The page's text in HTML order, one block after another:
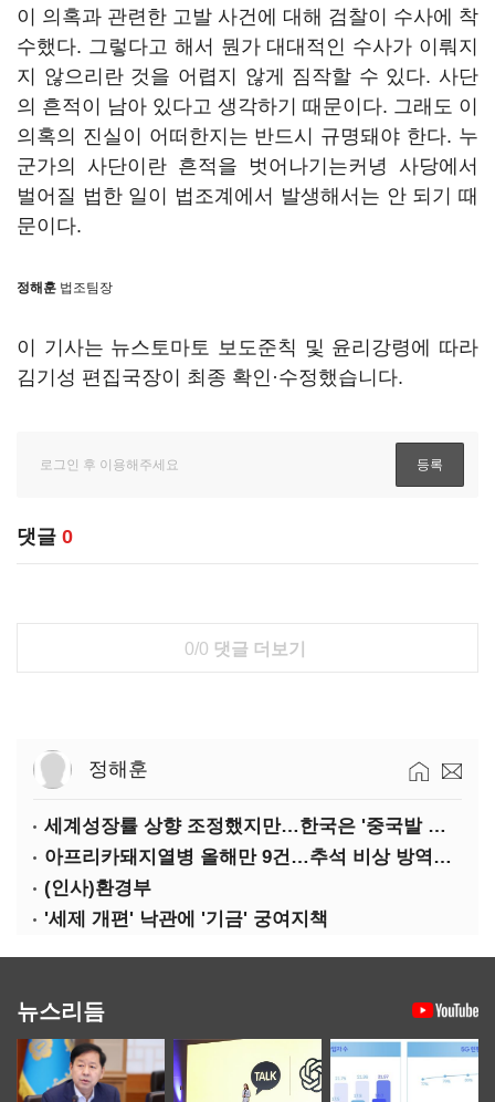
이 의혹과 관련한 고발 사건에 대해 검찰이 수사에 착
수했다. 그렇다고 해서 뭔가 대대적인 수사가 이뤄지
지 않으리란 것을 어렵지 않게 짐작할 수 있다. 사단
의 흔적이 남아 있다고 생각하기 때문이다. 그래도 이
의혹의 진실이 어떠한지는 반드시 규명돼야 한다. 누
군가의 사단이란 흔적을 벗어나기는커녕 사당에서
벌어질 법한 일이 법조계에서 발생해서는 안 되기 때
문이다.
정해훈 법조팀장
이 기사는 뉴스토마토 보도준칙 및 윤리강령에 따라
김기성 편집국장이 최종 확인·수정했습니다.
댓글 0
0/0 댓글 더보기
정해훈
세계성장률 상향 조정했지만…한국은 '중국발 살얼음판'
아프리카돼지열병 올해만 9건…추석 비상 방역에 '총력'
(인사)환경부
'세제 개편' 낙관에 '기금' 궁여지책
뉴스리듬